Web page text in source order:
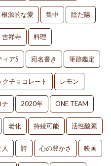
根源的な愛 集中 陰だ陽
吉祥寺 料理
ィアS 宛名書き 筆跡鑑定
チョコレート レモン
ナ 2020年 ONE TEAM
老化 持続可能 活性酸素
人 詩 心の豊かさ 映画